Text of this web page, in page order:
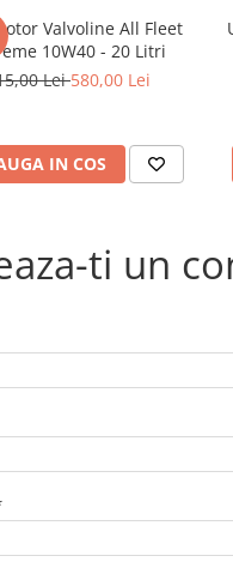
Valvoline All Fleet
10W40 - 20 Litri
Lei580,00 Lei
IN COS
ti un